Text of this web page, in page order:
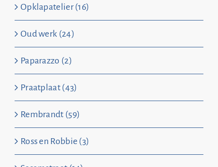
Opklapatelier (16)
Oud werk (24)
Paparazzo (2)
Praatplaat (43)
Rembrandt (59)
Ross en Robbie (3)